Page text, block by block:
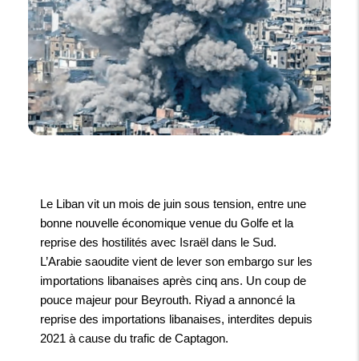
Le Liban vit un mois de juin sous tension, entre une
bonne nouvelle économique venue du Golfe et la
reprise des hostilités avec Israël dans le Sud.
L’Arabie saoudite vient de lever son embargo sur les
importations libanaises après cinq ans. Un coup de
pouce majeur pour Beyrouth. Riyad a annoncé la
reprise des importations libanaises, interdites depuis
2021 à cause du trafic de Captagon.